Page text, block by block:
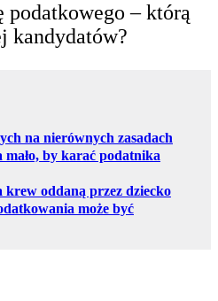
podatkowego – którą
kandydatów?
na nierównych zasadach
mało, by karać podatnika
krew oddaną przez dziecko
może być